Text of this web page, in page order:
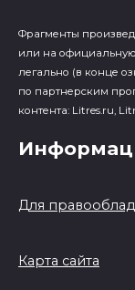
Фрагменты
или на официальную
легально (в конце
по партнерским
контента: Litres.ru,
Для
Карта сайта